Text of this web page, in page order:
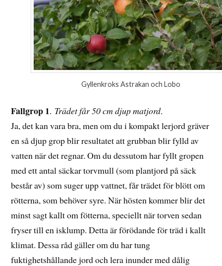
Gyllenkroks Astrakan och Lobo
Fallgrop 1. Trädet får 50 cm djup matjord.
Ja, det kan vara bra, men om du i kompakt lerjord gräver
en så djup grop blir resultatet att grubban blir fylld av
vatten när det regnar. Om du dessutom har fyllt gropen
med ett antal säckar torvmull (som plantjord på säck
består av) som suger upp vattnet, får trädet för blött om
rötterna, som behöver syre. När hösten kommer blir det
minst sagt kallt om fötterna, speciellt när torven sedan
fryser till en isklump. Detta är förödande för träd i kallt
klimat. Dessa råd gäller om du har tung
fuktighetshållande jord och lera inunder med dålig